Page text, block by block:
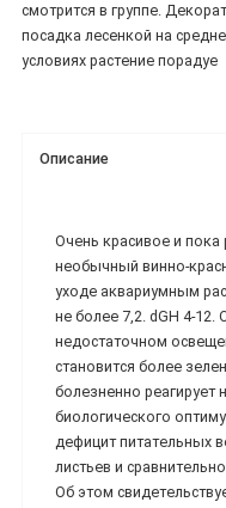
смотрится в группе.
посадка лесенкой на
условиях растение порадуе
Описание
Очень красивое и
необычный винно-
уходе аквариумным
не более 7,2. dGH 4-12.
недостаточном
становится более
болезненно
биологического
дефицит питательных
листьев и
Об этом